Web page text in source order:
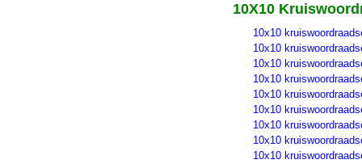
10X10
10x10
10x10
10x10
10x10
10x10
10x10
10x10
10x10
10x10